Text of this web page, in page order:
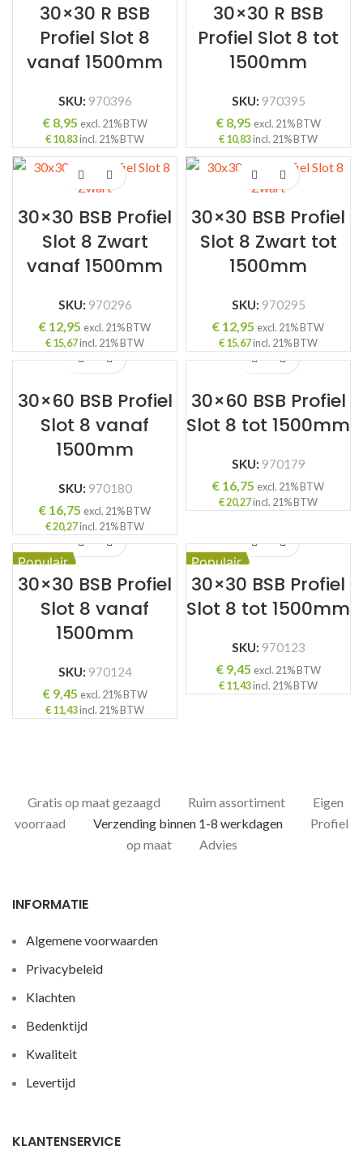
30×30 R BSB
Profiel Slot 8
vanaf 1500mm
SKU: 970396
€8,95 excl. 21% BTW
€10,83incl. 21% BTW
30×30 R BSB
Profiel Slot 8 tot
1500mm
SKU: 970395
€8,95 excl. 21% BTW
€10,83incl. 21% BTW
30×30 BSB Profiel
Slot 8 Zwart
vanaf 1500mm
SKU: 970296
€ 12,95 excl. 21% BTW
€15,67incl. 21% BTW
30×30 BSB Profiel
Slot 8 Zwart tot
1500mm
SKU: 970295
€ 12,95 excl. 21% BTW
€15,67incl. 21% BTW
30×60 BSB Profiel
Slot 8 vanaf
1500mm
SKU: 970180
€ 16,75 excl. 21% BTW
€20,27incl. 21% BTW
30×60 BSB Profiel
Slot 8 tot 1500mm
SKU: 970179
€ 16,75 excl. 21% BTW
€20,27incl. 21% BTW
Populair
30×30 BSB Profiel
Slot 8 vanaf
1500mm
SKU: 970124
€9,45 excl. 21% BTW
€11,43incl. 21% BTW
Populair
30×30 BSB Profiel
Slot 8 tot 1500mm
SKU: 970123
€9,45 excl. 21% BTW
€11,43incl. 21% BTW
Gratis op maat gezaagd Ruim assortiment
Eigen
voorraad
Verzending binnen 1-8 werkdagen
Profiel
op maat
Advies
INFORMATIE
Algemene voorwaarden
Privacybeleid
Klachten
Bedenktijd
Kwaliteit
Levertijd
KLANTENSERVICE